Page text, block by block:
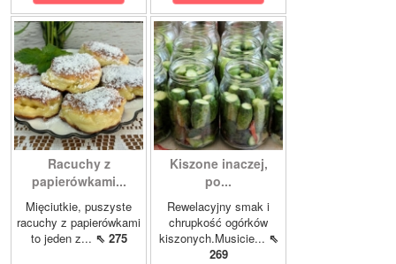
Racuchy z
papierówkami...
Mięciutkie, puszyste
racuchy z papierówkami
to jeden z... ⇖ 275
Kiszone inaczej,
po...
Rewelacyjny smak i
chrupkość ogórków
kiszonych.Musicie... ⇖
269